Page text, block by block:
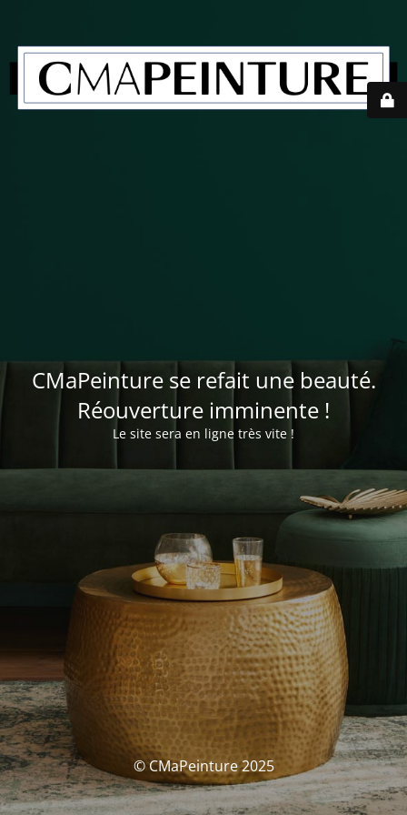
CMaPeinture se refait une beauté.
Réouverture imminente !
Le site sera en ligne très vite !
© CMaPeinture 2025